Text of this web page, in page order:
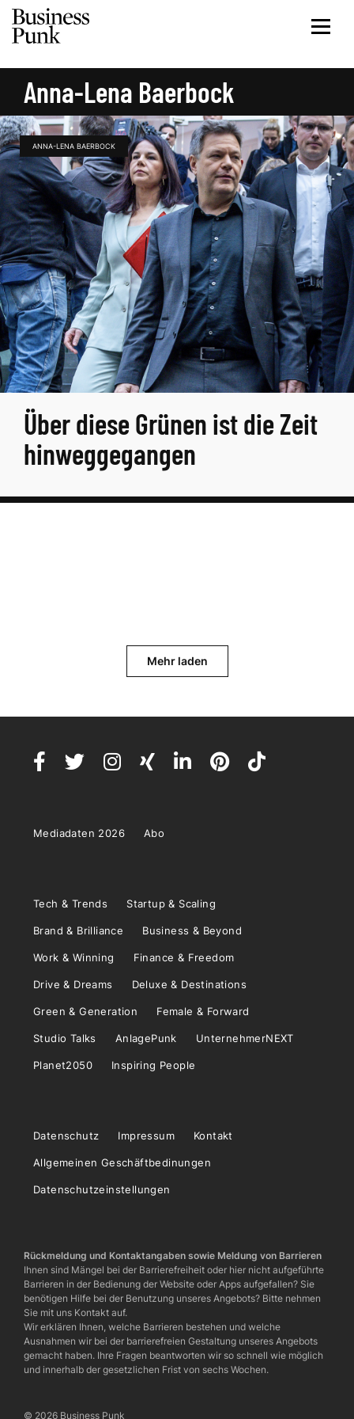
Anna-Lena Baerbock
ANNA-LENA BAERBOCK
Über diese Grünen ist die Zeit
hinweggegangen
Mehr laden
Mediadaten 2026 Abo
Tech & Trends Startup & Scaling
Brand & Brilliance Business & Beyond
Work & Winning Finance & Freedom
Drive & Dreams Deluxe & Destinations
Green & Generation Female & Forward
Studio Talks AnlagePunk UnternehmerNEXT
Planet2050 Inspiring People
Datenschutz Impressum Kontakt
Allgemeinen Geschäftbedinungen
Datenschutzeinstellungen
Rückmeldung und Kontaktangaben sowie Meldung von Barrieren
Ihnen sind Mängel bei der Barrierefreiheit oder hier nicht aufgeführte
Barrieren in der Bedienung der Website oder Apps aufgefallen? Sie
benötigen Hilfe bei der Benutzung unseres Angebots? Bitte nehmen
Sie mit uns Kontakt auf.
Wir erklären Ihnen, welche Barrieren bestehen und welche
Ausnahmen wir bei der barrierefreien Gestaltung unseres Angebots
gemacht haben. Ihre Fragen beantworten wir so schnell wie möglich
und innerhalb der gesetzlichen Frist von sechs Wochen.
© 2026 Business Punk